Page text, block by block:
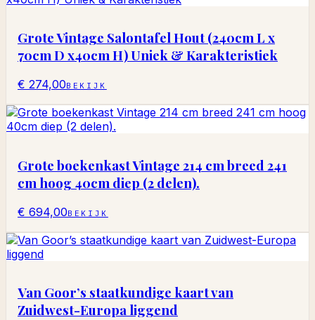
Grote Vintage Salontafel Hout (240cm L x
70cm D x40cm H) Uniek & Karakteristiek
€ 274,00BEKIJK
Grote boekenkast Vintage 214 cm breed 241
cm hoog 40cm diep (2 delen).
€ 694,00BEKIJK
Van Goor’s staatkundige kaart van
Zuidwest-Europa liggend